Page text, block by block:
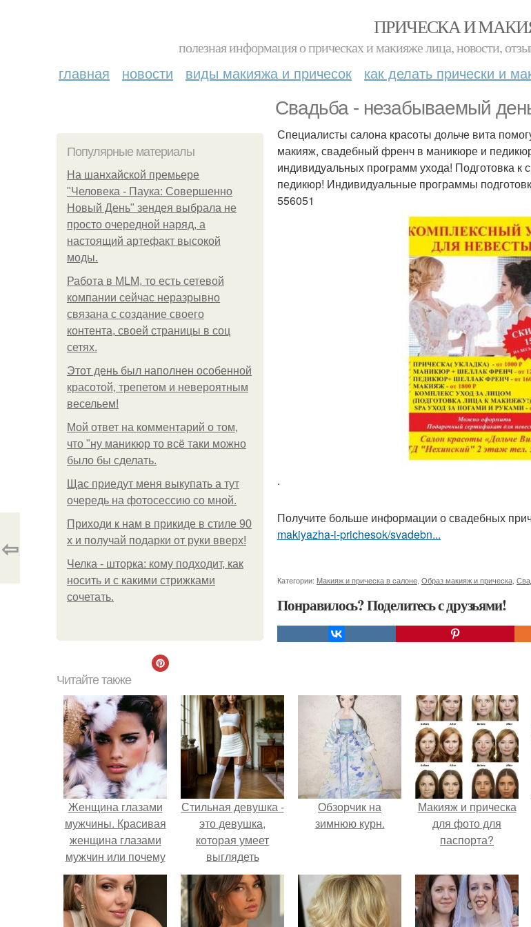
ПРИЧЕСКА И
полезная информация о прическах и макияже лица, новости,
главная новости виды макияжа и причесок как делать прически и
Свадьба - незабываемый
Популярные материалы
На шанхайской премьере
"Человека - Паука: Совершенно
Новый День" зендея выбрала не
просто очередной наряд, а
настоящий артефакт высокой
моды.
Работа в MLM, то есть сетевой
компании сейчас неразрывно
связана с создание своего
контента, своей страницы в соц
сетях.
Этот день был наполнен особенной
красотой, трепетом и невероятным
весельем!
Мой ответ на комментарий о том,
что "ну маникюр то всё таки можно
было бы сделать.
Щас приедут меня выкупать а тут
очередь на фотосессию со мной.
Приходи к нам в прикиде в стиле 90
х и получай подарки от руки вверх!
Челка - шторка: кому подходит, как
носить и с какими стрижками
сочетать.
Специалисты салона красоты дольче вита
макияж, свадебный френч в маникюре и
индивидуальных программ ухода! Подготовка
педикюр! Индивидуальные программы
556051
.
Получите больше информации о свадебных
makiyazha-i-prichesok/svadebn...
Категории: Макияж и прическа в салоне Образ макияж и прическа
Понравилось? Поделитесь с друзьями!
⇦
Читайте также
Женщина глазами
мужчины. Красивая
женщина глазами
мужчин или почему
так важно
заниматься собой.
Стильная девушка -
это девушка,
которая умеет
выглядеть
привлекательно и
элегантно в любои
ситуации.
Обзорчик на
зимнюю курн.
Макияж и прическа
для фото для
паспорта?